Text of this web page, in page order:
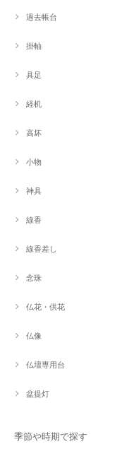
過去帳台
掛軸
具足
経机
高坏
小物
神具
線香
線香差し
念珠
仏花・供花
仏像
仏壇専用台
盆提灯
季節や時期で探す